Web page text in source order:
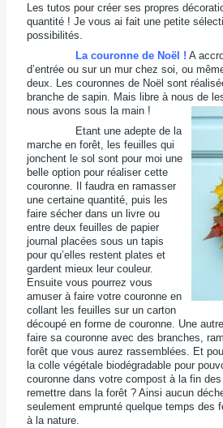
Les tutos pour créer ses propres
quantité ! Je vous ai fait une petite
possibilités.
La couronne de Noël ! A
d’entrée ou sur un mur chez soi, ou
deux. Les couronnes de Noël sont
branche de sapin. Mais libre à nous de
nous avons sous la main !
Etant une adepte de la
marche en forêt, les feuilles qui
jonchent le sol sont pour moi une
belle option pour réaliser cette
couronne. Il faudra en ramasser
une certaine quantité, puis les
faire sécher dans un livre ou
entre deux feuilles de papier
journal placées sous un tapis
pour qu’elles restent plates et
gardent mieux leur couleur.
Ensuite vous pourrez vous
amuser à faire votre couronne en
collant les feuilles sur un carton
découpé en forme de couronne. Une
faire sa couronne avec des branches,
forêt que vous aurez rassemblées. Et
la colle végétale biodégradable pour
couronne dans votre compost à la fin
remettre dans la forêt ? Ainsi aucun
seulement emprunté quelque temps des
à la nature.